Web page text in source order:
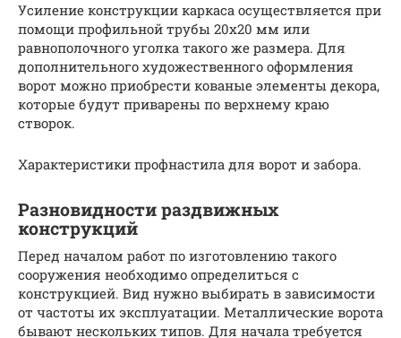
Усиление конструкции каркаса осуществляется при
помощи профильной трубы 20х20 мм или
равнополочного уголка такого же размера. Для
дополнительного художественного оформления
ворот можно приобрести кованые элементы декора,
которые будут приварены по верхнему краю
створок.
Характеристики профнастила для ворот и забора.
Разновидности раздвижных
конструкций
Перед началом работ по изготовлению такого
сооружения необходимо определиться с
конструкцией. Вид нужно выбирать в зависимости
от частоты их эксплуатации. Металлические ворота
бывают нескольких типов. Для начала требуется